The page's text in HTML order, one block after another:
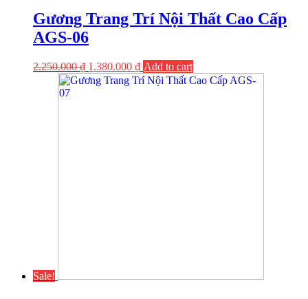
Gương Trang Trí Nội Thất Cao Cấp
AGS-06
2.250.000₫ 1.380.000 ₫ Add to cart
Sale!